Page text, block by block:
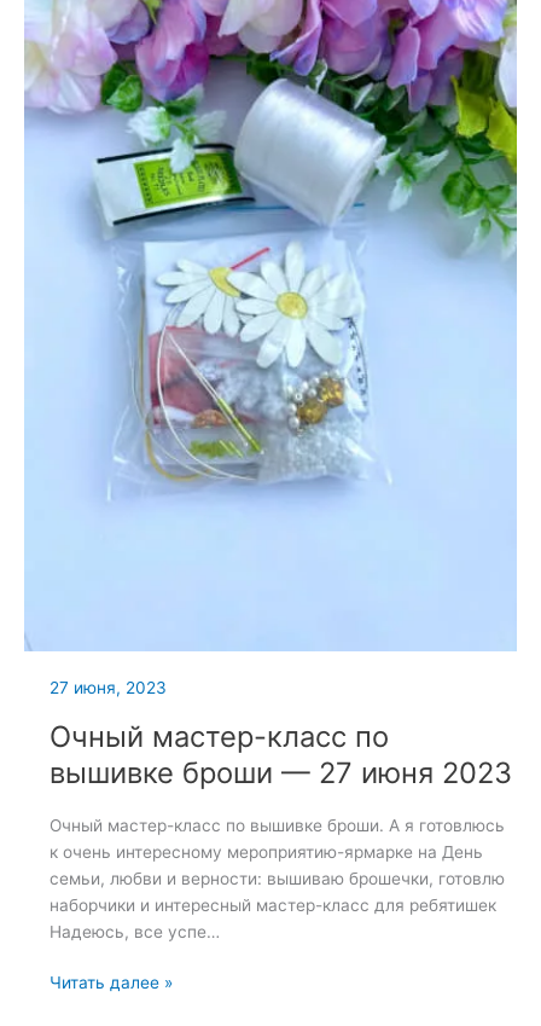
Брошь
пока
свободна
цена
27 июня, 2023
Очный мастер-класс по
вышивке броши — 27 июня 2023
Очный мастер-класс по вышивке броши. А я готовлюсь
к очень интересному мероприятию-ярмарке на День
семьи, любви и верности: вышиваю брошечки, готовлю
наборчики и интересный мастер-класс для ребятишек
Надеюсь, все успе…
Очный
Читать далее »